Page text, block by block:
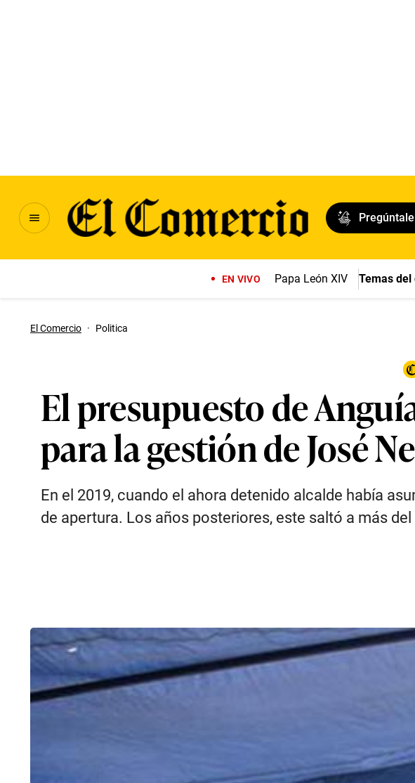
EN VIVO Papa León XIV Temas del
El Comercio · Politica
El presupuesto de
para la gestión de José
En el 2019, cuando el ahora detenido alcalde había
de apertura. Los años posteriores, este saltó a más del